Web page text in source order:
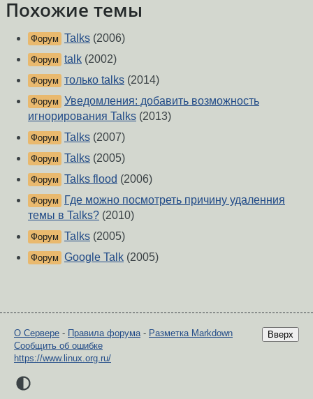
Похожие темы
Форум Talks (2006)
Форум talk (2002)
Форум только talks (2014)
Форум Уведомления: добавить возможность
игнорирования Talks (2013)
Форум Talks (2007)
Форум Talks (2005)
Форум Talks flood (2006)
Форум
Где можно посмотреть причину удаленния
темы в Talks? (2010)
Форум Talks (2005)
Форум Google Talk (2005)
Вверх
О Сервере - Правила форума- Разметка Markdown
Сообщить об ошибке
https://www.linux.org.ru/